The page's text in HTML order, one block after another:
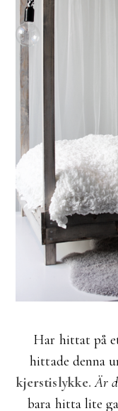
Har hittat på
hittade denna
kjerstislykke. Är
bara hitta lite